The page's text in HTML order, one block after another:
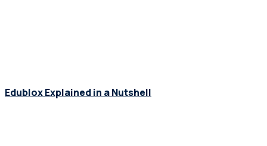
Edublox Explained in a Nutshell